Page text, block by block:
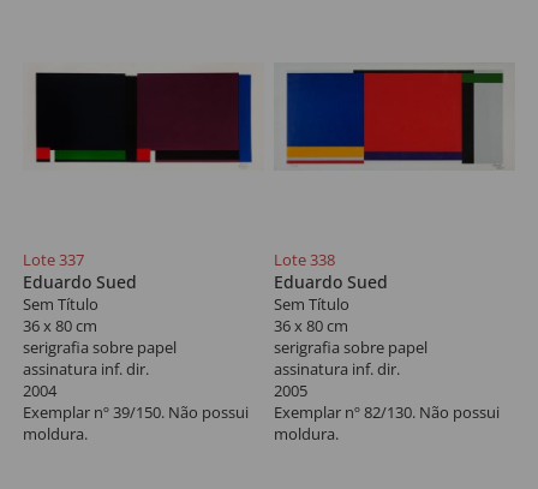
Lote 337
Eduardo Sued
Sem Título
36 x 80 cm
serigrafia sobre papel
assinatura inf. dir.
2004
Exemplar nº 39/150. Não possui
moldura.
Lote 338
Eduardo Sued
Sem Título
36 x 80 cm
serigrafia sobre papel
assinatura inf. dir.
2005
Exemplar nº 82/130. Não possui
moldura.